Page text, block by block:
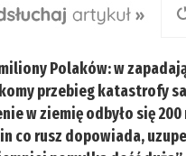
Polaków: w
przebieg katastrofy
w ziemię odbyło się
co rusz dopowiada,